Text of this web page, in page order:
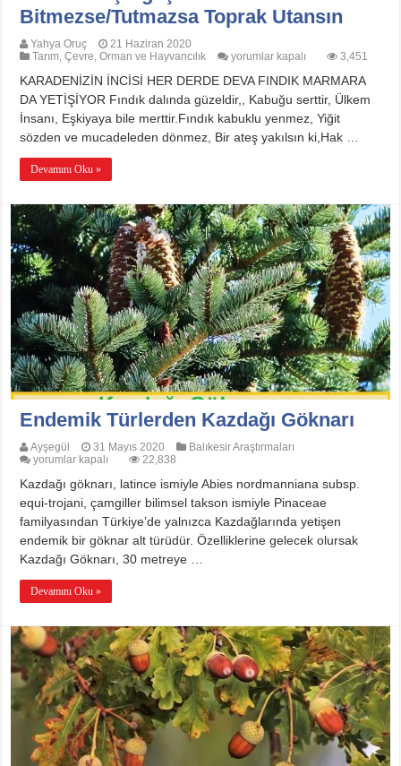
Bitmezse/Tutmazsa Toprak Utansın
Yahya Oruç
21 Haziran 2020
Tarım, Çevre, Orman ve Hayvancılık
Tohum
Ağaç
Dik
Bitmezse/Tutmazsa
Toprak
için
yorumlar kapalı 3,451
KARADENİZİN İNCİSİ HER DERDE DEVA FINDIK MARMARA
DA YETİŞİYOR Fındık dalında güzeldir,, Kabuğu serttir, Ülkem
İnsanı, Eşkiyaya bile merttir.Fındık kabuklu yenmez, Yiğit
sözden ve mucadeleden dönmez, Bir ateş yakılsın ki,Hak …
Devamını Oku »
Endemik Türlerden Kazdağı Göknarı
Ayşegül 31 Mayıs 2020
Balıkesir Araştırmaları
Endemik
Kazdağı
Göknarı
için
yorumlar kapalı 22,838
Kazdağı göknarı, latince ismiyle Abies nordmanniana subsp.
equi-trojani, çamgiller bilimsel takson ismiyle Pinaceae
familyasından Türkiye’de yalnızca Kazdağlarında yetişen
endemik bir göknar alt türüdür. Özelliklerine gelecek olursak
Kazdağı Göknarı, 30 metreye …
Devamını Oku »